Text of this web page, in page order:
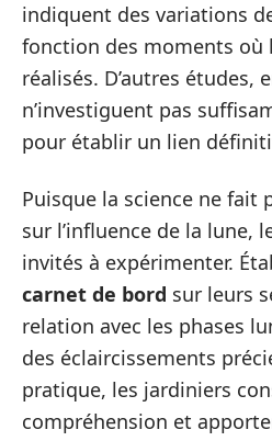
indiquent des variations
fonction des moments où
réalisés. D’autres études,
n’investiguent pas
pour établir un lien
Puisque la science ne fait
sur l’influence de la lune,
invités à expérimenter.
carnet de bord sur leurs
relation avec les phases
des éclaircissements
pratique, les jardiniers
compréhension et